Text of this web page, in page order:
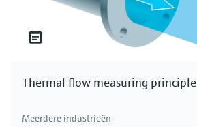
Thermal flow measuring principle
Meerdere industrieën